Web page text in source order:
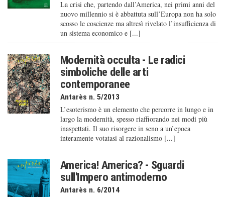
La crisi che, partendo dall’America, nei primi anni del
nuovo millennio si è abbattuta sull’Europa non ha solo
scosso le coscienze ma altresì rivelato l’insufficienza di
un sistema economico e [...]
Modernità occulta - Le radici
simboliche delle arti
contemporanee
Antarès n. 5/2013
L’esoterismo è un elemento che percorre in lungo e in
largo la modernità, spesso riaffiorando nei modi più
inaspettati. Il suo risorgere in seno a un’epoca
interamente votatasi al razionalismo [...]
America! America? - Sguardi
sull'Impero antimoderno
Antarès n. 6/2014